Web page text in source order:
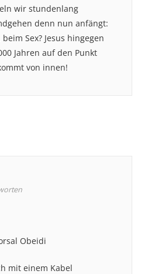
wir stundenlang
denn nun anfängt:
Sex? Jesus hingegen
Jahren auf den Punkt
von innen!
Obeidi
mit einem Kabel